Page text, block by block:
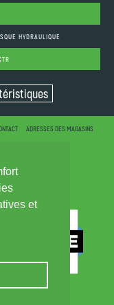
et
HYDRAULIQUE
ADRESSES DES MAGASINS